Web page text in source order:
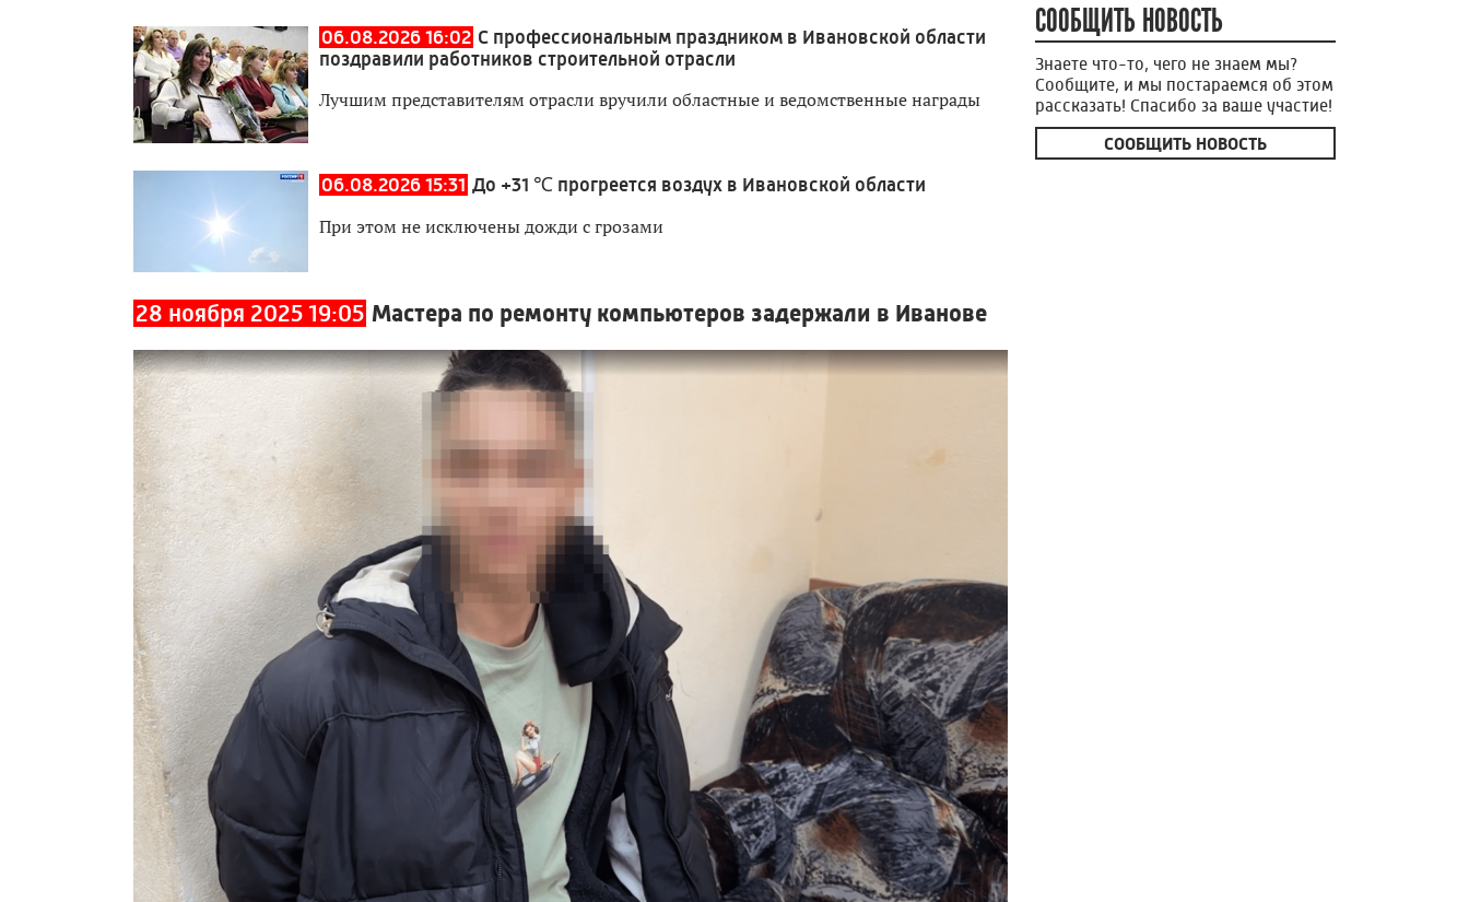
06.08.2026 16:02 С профессиональным праздником в Ивановской области
поздравили работников строительной отрасли
Лучшим представителям отрасли вручили областные и ведомственные награды
06.08.2026 15:31 До +31 ℃ прогреется воздух в Ивановской области
При этом не исключены дожди с грозами
28 ноября 2025 19:05 Мастера по ремонту компьютеров задержали в Иванове
СООБЩИТЬ НОВОСТЬ
Знаете что-то, чего не знаем мы?
Сообщите, и мы постараемся об этом
рассказать! Спасибо за ваше участие!
СООБЩИТЬ НОВОСТЬ